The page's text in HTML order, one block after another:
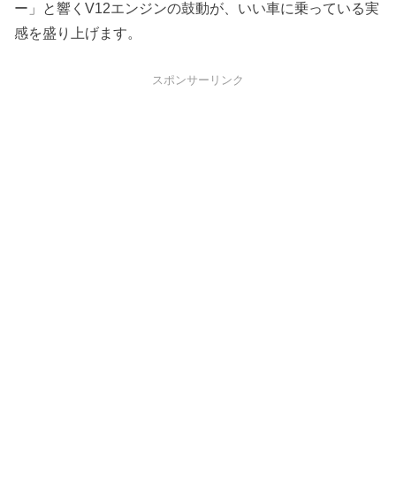
ー」と響くV12エンジンの鼓動が、いい車に乗っている実
感を盛り上げます。
スポンサーリンク